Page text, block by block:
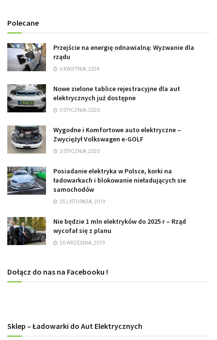
Polecane
Przejście na energię odnawialną: Wyzwanie dla
rządu
6 KWIETNIA, 2024
Nowe zielone tablice rejestracyjne dla aut
elektrycznych już dostępne
3 STYCZNIA, 2020
Wygodne i Komfortowe auto elektryczne –
Zwyciężył Volkswagen e-GOLF
3 STYCZNIA, 2020
Posiadanie elektryka w Polsce, korki na
ładowarkach i blokowanie nieładujących sie
samochodów
25 LISTOPADA, 2019
Nie będzie 1 mln elektryków do 2025 r – Rząd
wycofał się z planu
26 WRZEŚNIA, 2019
Dołącz do nas na Facebooku !
Sklep – Ładowarki do Aut Elektrycznych